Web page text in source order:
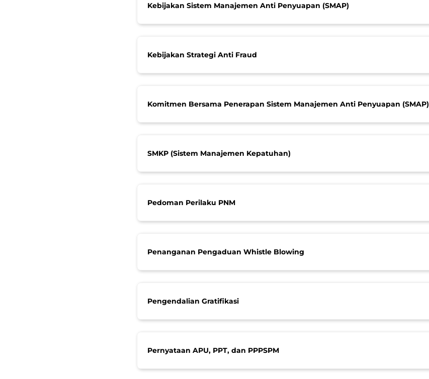
Kebijakan Sistem Manajemen Anti Penyuapan (SMAP)
Kebijakan Strategi Anti Fraud
Komitmen Bersama Penerapan Sistem Manajemen Anti Penyuapan (SMAP)
SMKP (Sistem Manajemen Kepatuhan)
Pedoman Perilaku PNM
Penanganan Pengaduan Whistle Blowing
Pengendalian Gratifikasi
Pernyataan APU, PPT, dan PPPSPM